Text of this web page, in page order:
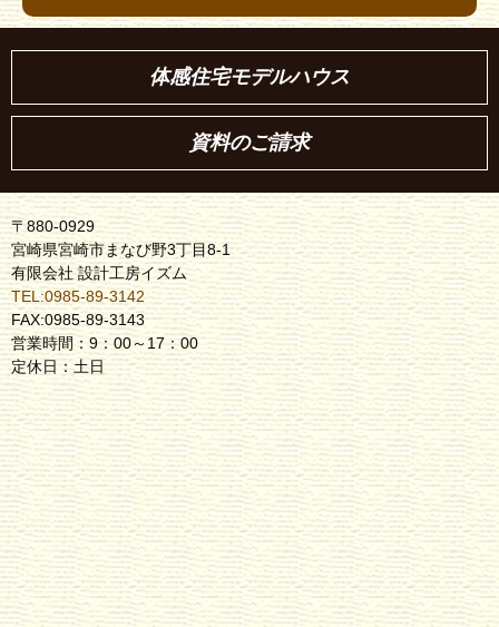
体感住宅モデルハウス
資料のご請求
〒880-0929
宮崎県宮崎市まなび野3丁目8-1
有限会社 設計工房イズム
TEL:0985-89-3142
FAX:0985-89-3143
営業時間：9：00～17：00
定休日：土日